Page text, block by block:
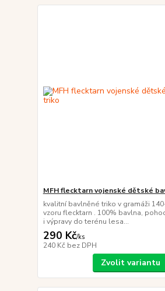
MFH flecktarn vojenské dětské
kvalitní bavlněné triko v gramáži
vzoru flecktarn . 100% bavlna,
i výpravy do terénu lesa...
290 Kč/ks
240 Kč bez DPH
Zvolit variantu